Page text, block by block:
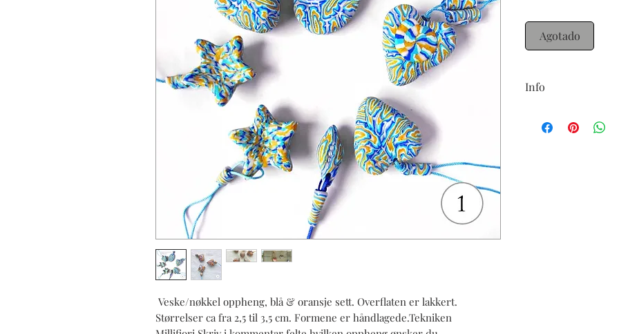
Veske/nøkkel oppheng, blå & oransje sett. Overflaten er lakkert.
Størrelser ca fra 2,5 til 3,5 cm. Formene er håndlagede.Tekniken
Agotado
Info